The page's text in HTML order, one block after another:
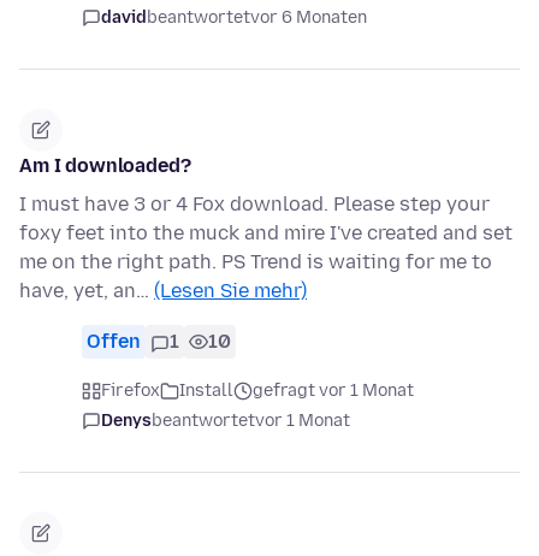
davidbeantwortetvor 6 Monaten
Am I downloaded?
I must have 3 or 4 Fox download. Please step your
foxy feet into the muck and mire I've created and set
me on the right path. PS Trend is waiting for me to
have, yet, an… (Lesen Sie mehr)
Offen 1 10
Firefox Install
gefragt vor 1 Monat
Denysbeantwortetvor 1 Monat